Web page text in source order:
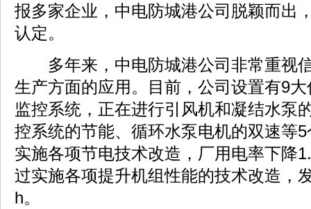
报多家企业，中电防城港公司脱颖而出
认定。
多年来，中电防城港公司非常重视
生产方面的应用。目前，公司设置有9
监控系统，正在进行引风机和凝结水泵
控系统的节能、循环水泵电机的双速等
实施各项节电技术改造，厂用电率下降
过实施各项提升机组性能的技术改造，
h。